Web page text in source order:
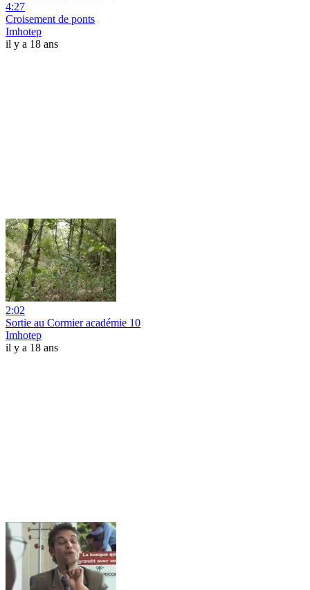
4:27
Croisement de ponts
Imhotep
il y a 18 ans
2:02
Sortie au Cormier académie 10
Imhotep
il y a 18 ans